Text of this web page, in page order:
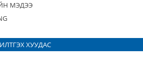
МЭДЭЭ
ХУУДАС